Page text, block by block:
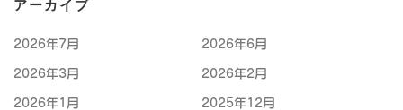
アーカイブ
2026年7月 2026年6月
2026年3月 2026年2月
2026年1月 2025年12月